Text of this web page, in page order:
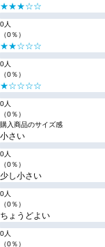
★★★☆☆
0人
（0％）
★★☆☆☆
0人
（0％）
★☆☆☆☆
0人
（0％）
購入商品のサイズ感
小さい
0人
（0％）
少し小さい
0人
（0％）
ちょうどよい
0人
（0％）